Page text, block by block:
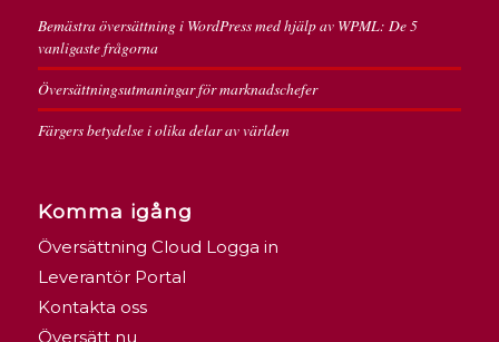
Bemästra översättning i WordPress med hjälp av WPML: De 5
vanligaste frågorna
Översättningsutmaningar för marknadschefer
Färgers betydelse i olika delar av världen
Komma igång
Översättning Cloud Logga in
Leverantör Portal
Kontakta oss
Översätt nu